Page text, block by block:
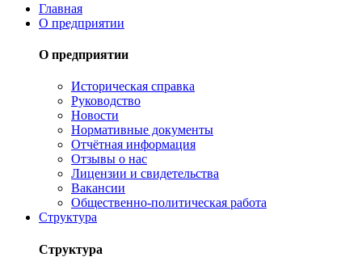
Главная
О предприятии
О предприятии
Историческая справка
Руководство
Новости
Нормативные документы
Отчётная информация
Отзывы о нас
Лицензии и свидетельства
Вакансии
Общественно-политическая работа
Структура
Структура